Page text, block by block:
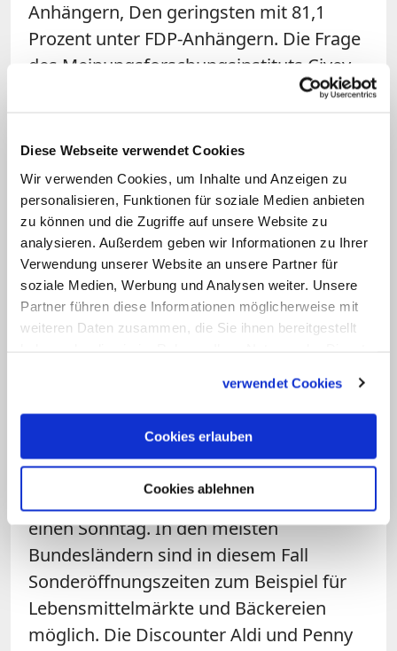
Diese Webseite verwendet Cookies
Wir verwenden Cookies, um Inhalte und Anzeigen zu
personalisieren, Funktionen für soziale Medien anbieten
zu können und die Zugriffe auf unsere Website zu
analysieren. Außerdem geben wir Informationen zu Ihrer
Verwendung unserer Website an unsere Partner für
soziale Medien, Werbung und Analysen weiter. Unsere
Partner führen diese Informationen möglicherweise mit
weiteren Daten zusammen, die Sie ihnen bereitgestellt
verwendet Cookies
Cookies erlauben
Cookies ablehnen
Anhängern, Den geringsten mit 81,1
Prozent unter FDP-Anhängern. Die Frage
des Meinungsforschungsinstituts Civey
lautete: "Sollten Geschäfte Ihrer Meinung
geöffnet haben, obwohl Sonntag ist?"
Auch katholische Arbeitnehmer
gegen Ladenöffnung
Die Katholische Arbeitnehmer-Bewegung
(KAB)und andere Kirchenvertreter
sprachen sich ebenfalls gegen eine
KAB beschloss am Montag, gezielt auf
aufzurufen, die Läden geschlossen zu
halten.
Der 24. Dezember fällt in diesem Jahr auf
einen Sonntag. In den meisten
Bundesländern sind in diesem Fall
Sonderöffnungszeiten zum Beispiel für
Lebensmittelmärkte und Bäckereien
möglich. Die Discounter Aldi und Penny